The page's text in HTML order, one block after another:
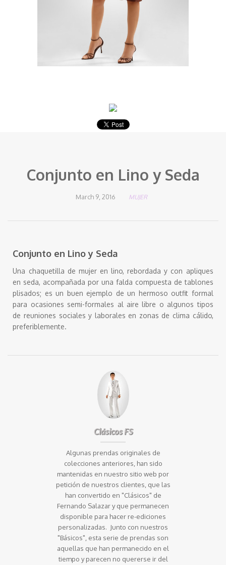
Conjunto en Lino y Seda
March 9, 2016 MUJER
Conjunto en Lino y Seda
Una chaquetilla de mujer en lino, rebordada y con apliques
en seda, acompañada por una falda compuesta de tablones
plisados; es un buen ejemplo de un hermoso outfit formal
para ocasiones semi-formales al aire libre o algunos tipos
de reuniones sociales y laborales en zonas de clima cálido,
preferiblemente.
Clásicos FS
Algunas prendas originales de
colecciones anteriores, han sido
mantenidas en nuestro sitio web por
petición de nuestros clientes, que las
han convertido en "Clásicos" de
Fernando Salazar y que permanecen
disponible para hacer re-ediciones
personalizadas. Junto con nuestros
"Básicos", esta serie de prendas son
aquellas que han permanecido en el
tiempo y parecen no quererse ir del